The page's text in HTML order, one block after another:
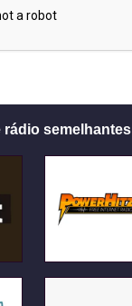
rádio semelhantes